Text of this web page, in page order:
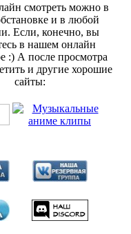
смотреть можно в
и в любой
Если, конечно, вы
в нашем онлайн
:) А после просмотра
и другие хорошие
сайты: